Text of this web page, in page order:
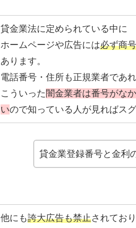
貸金業法に定められている中に
ホームページや広告には必ず商
あります。
電話番号・住所も正規業者であ
こういった 闇金業者は番号がな
いので知っている人が見ればス
貸金業登録番号と金利
他にも誇大広告も禁止されてお